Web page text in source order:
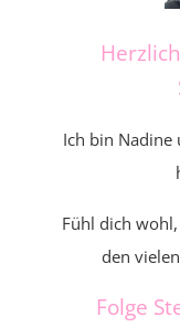
Ich bin Nadine
Fühl dich
den
Folge